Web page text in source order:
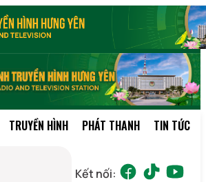
TRUYỀN HÌNH PHÁT THANH TIN TỨC
Kết nối: